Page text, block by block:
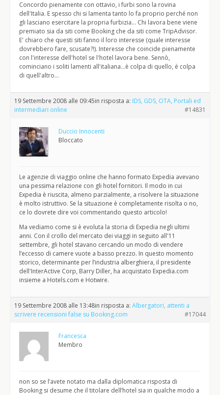
Concordo pienamente con ottavio, i furbi sono la rovina
dell'Italia. E spesso chi si lamenta tanto lo fa proprio perché non
gli lasciano esercitare la propria furbizia… Chi lavora bene viene
premiato sia da siti come Booking che da siti come TripAdvisor.
E' chiaro che questi siti fanno il loro interesse (quale interesse
dovrebbero fare, scusate?!). Interesse che coincide pienamente
con l'interesse dell'hotel se l'hotel lavora bene. Sennò,
cominciano i soliti lamenti all'italiana…è colpa di quello, è colpa
di quell'altro…
19 Settembre 2008 alle 09:45in risposta a: IDS, GDS, OTA, Portali ed
intermediari online
#14831
Duccio Innocenti
Bloccato
Le agenzie di viaggio online che hanno formato Expedia avevano
una pessima relazione con gli hotel fornitori. Il modo in cui
Expedia è riuscita, almeno parzialmente, a risolvere la situazione
è molto istruttivo. Se la situazione è completamente risolta o no,
ce lo dovrete dire voi commentando questo articolo!
Ma vediamo come si è evoluta la storia di Expedia negli ultimi
anni. Con il crollo del mercato dei viaggi in seguito all'11
settembre, gli hotel stavano cercando un modo di vendere
l’eccesso di camere vuote a basso prezzo. In questo momento
storico, determinante per l’industria alberghiera, il presidente
dell'InterActive Corp, Barry Diller, ha acquistato Expedia.com
insieme a Hotels.com e Hotwire.
19 Settembre 2008 alle 13:48in risposta a: Albergatori, attenti a
scrivere recensioni false su Booking.com
#17044
Francesca
Membro
non so se l’avete notato ma dalla diplomatica risposta di
Booking si desume che il titolare dell’hotel sia in qualche modo a